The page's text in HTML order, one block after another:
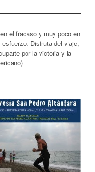
el fracaso y muy poco en
Disfruta del viaje,
por la victoria y la